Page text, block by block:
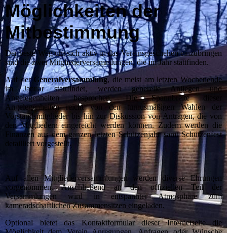
Möglichkeiten der
Mitbestimmung
Der beste Weg um sich aktiv in das Vereinsgeschehen einzubringen
sind die zwei Mitgliederversammlungen, die im Jahr stattfinden.
Auf derGeneralversammlung, die meist am letzten Wochenende
im Januar stattfindet, werden generelle Anliegen und
Angelegenheiten besprochen. Die Spannbreite dieser
Angelegenheiten reicht von den turnusmäßigen Wahlen der
Vorstandsmitglieder bis hin zur Diskussion von Anträgen, die von
den Mitgliedern eingereicht werden können. Zudem werden die
Finanzen aus dem ganzen letzten Schützenjahr samt Schützenfest
detailliert vorgestellt.
Auf allen Mitgliederversammlungen werden diverse Ehrungen
vorgenommen. Anschließend an den offiziellen Teil der
Versammlungen wird in entspannter Atmosphäre zum
kameradschaftlichen Zusammensitzen eingeladen.
Optional bietet das Kontaktformular dieser Internetseite die